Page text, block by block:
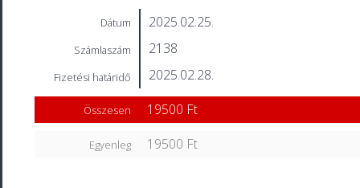
Dátum 2025.02.25.
Számlaszám 2138
Fizetési határidő 2025.02.28.
Összesen 19500 Ft
Egyenleg 19500 Ft